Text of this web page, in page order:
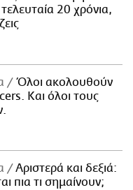
20 χρόνια,
Όλοι ακολουθούν
Και όλοι τους
Αριστερά και δεξιά:
πια τι σημαίνουν;